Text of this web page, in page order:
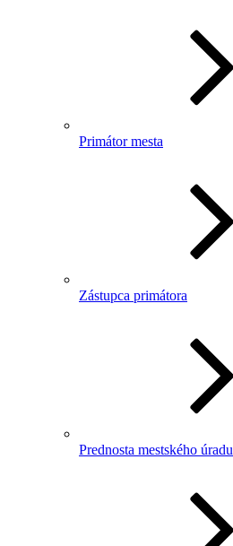
Primátor mesta
Zástupca primátora
Prednosta mestského úradu